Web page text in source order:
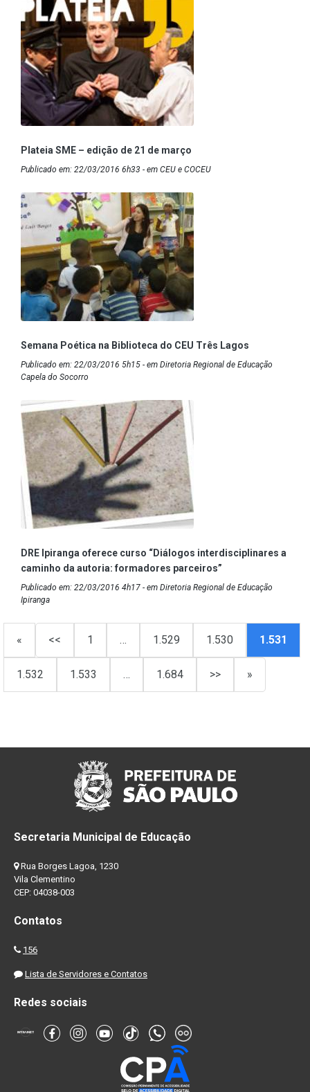
Plateia SME – edição de 21 de março
Publicado em: 22/03/2016 6h33 - em CEU e COCEU
Semana Poética na Biblioteca do CEU Três Lagos
Publicado em: 22/03/2016 5h15 - em Diretoria Regional de Educação
Capela do Socorro
DRE Ipiranga oferece curso “Diálogos interdisciplinares a
caminho da autoria: formadores parceiros”
Publicado em: 22/03/2016 4h17 - em Diretoria Regional de Educação
Ipiranga
« << 1 … 1.529 1.530 1.531
1.532 1.533 … 1.684 >> »
Secretaria Municipal de Educação
Rua Borges Lagoa, 1230
Vila Clementino
CEP: 04038-003
Contatos
156
Lista de Servidores e Contatos
Redes sociais